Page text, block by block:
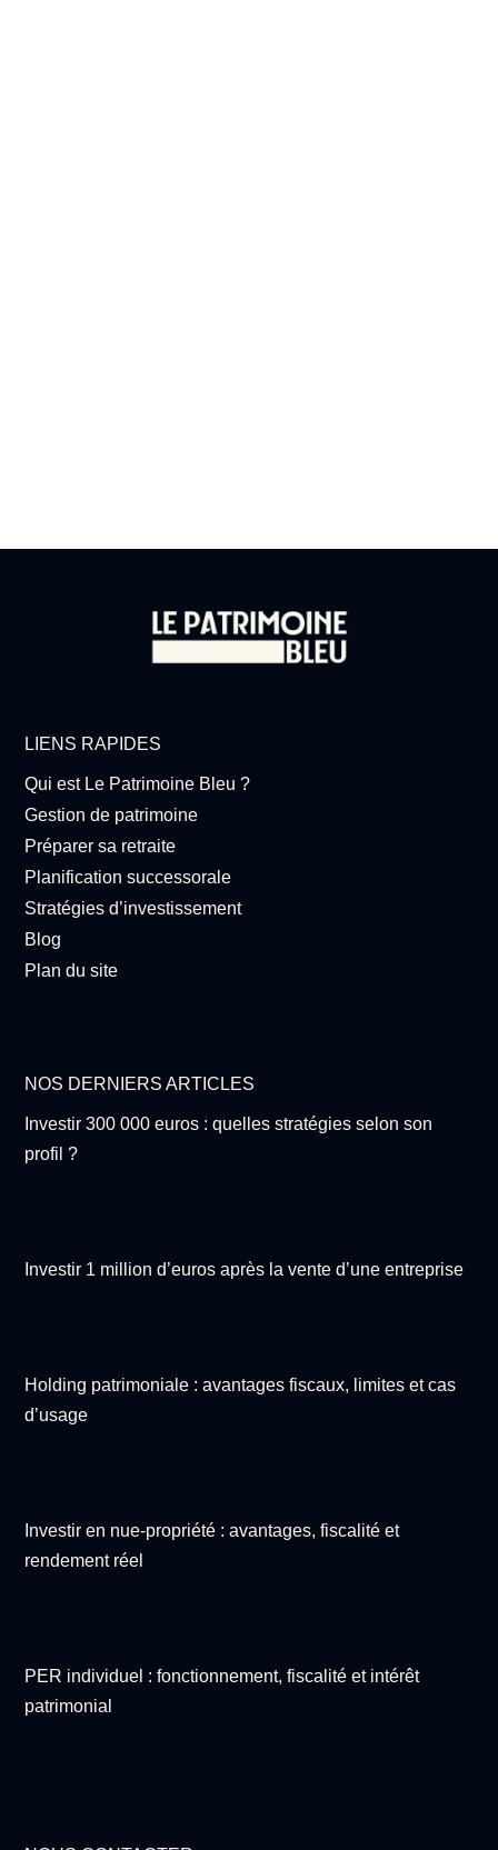
LIENS RAPIDES
Qui est Le Patrimoine Bleu ?
Gestion de patrimoine
Préparer sa retraite
Planification successorale
Stratégies d’investissement
Blog
Plan du site
NOS DERNIERS ARTICLES
Investir 300 000 euros : quelles stratégies selon son
profil ?
Investir 1 million d’euros après la vente d’une entreprise
Holding patrimoniale : avantages fiscaux, limites et cas
d’usage
Investir en nue-propriété : avantages, fiscalité et
rendement réel
PER individuel : fonctionnement, fiscalité et intérêt
patrimonial